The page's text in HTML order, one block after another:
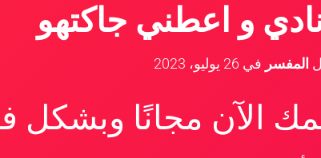
و اعطني جاكتهو
المفسر في 26 يوليو، 2023
الآن مجانًا وبشكل